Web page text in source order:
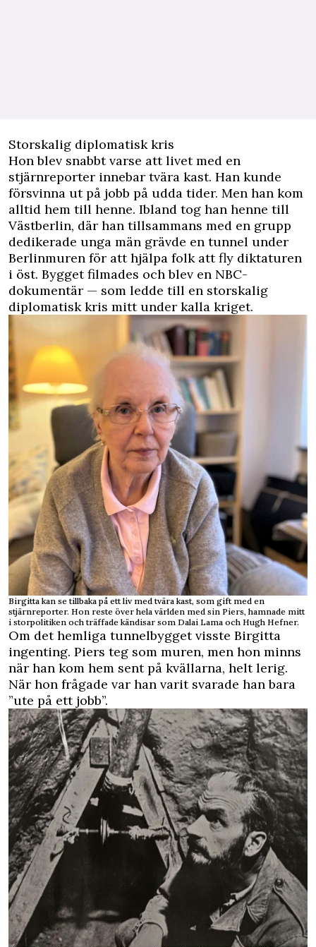
Storskalig diplomatisk kris
Hon blev snabbt varse att livet med en
stjärnreporter innebar tvära kast. Han kunde
försvinna ut på jobb på udda tider. Men han kom
alltid hem till henne. Ibland tog han henne till
Västberlin, där han tillsammans med en grupp
dedikerade unga män grävde en tunnel under
Berlinmuren för att hjälpa folk att fly diktaturen
i öst. Bygget filmades och blev en NBC-
dokumentär — som ledde till en storskalig
diplomatisk kris mitt under kalla kriget.
Birgitta kan se tillbaka på ett liv med tvära kast, som gift med en
stjärnreporter. Hon reste över hela världen med sin Piers, hamnade mitt
i storpolitiken och träffade kändisar som Dalai Lama och Hugh Hefner.
Om det hemliga tunnelbygget visste Birgitta
ingenting. Piers teg som muren, men hon minns
när han kom hem sent på kvällarna, helt lerig.
När hon frågade var han varit svarade han bara
”ute på ett jobb”.